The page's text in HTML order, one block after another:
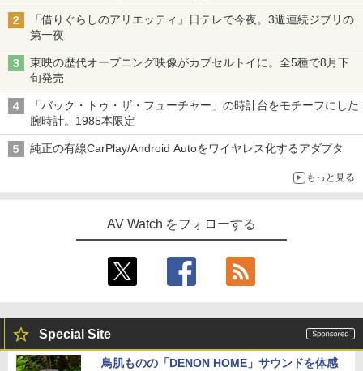
「借りぐらしのアリエッティ」日テレで今夜。3週連続ジブリの
第一夜
東映の歴代オープニング映像がカプセルトイに。全5種で8月下
旬発売
「バック・トゥ・ザ・フューチャー」の時計台をモチーフにした
腕時計。1985本限定
純正の有線CarPlay/Android Autoをワイヤレス化するアダプタ
もっと見る
AV Watch をフォローする
Special Site
鳥肌ものの「DENON HOME」サウンドを体感